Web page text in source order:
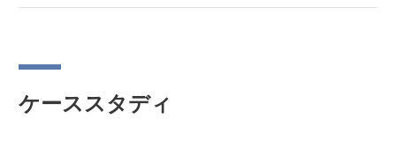
ケーススタディ